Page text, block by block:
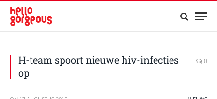
H-team spoort nieuwe hiv-infecties
op
0